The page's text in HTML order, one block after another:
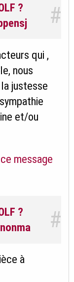
#
?
qui ,
nous
justesse
et/ou
message
#
?
à